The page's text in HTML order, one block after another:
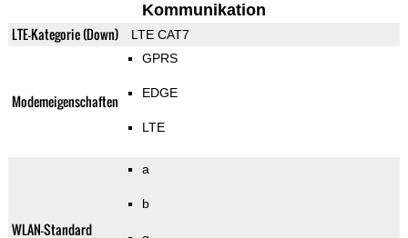
Kommunikation
LTE-Kategorie (Down) LTE CAT7
Modemeigenschaften
GPRS
EDGE
LTE
WLAN-Standard
a
b